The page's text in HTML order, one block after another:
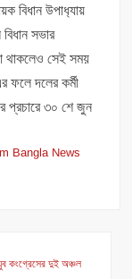
বিধান উপাধ‍্যায়
বিধান সভার
থাকলেও সেই সময়
ফলে দলের কর্মী
প্রচারে ৩০ শে জুন
Bangla News
যুব কংগ্রেসের দুই অঞ্চল